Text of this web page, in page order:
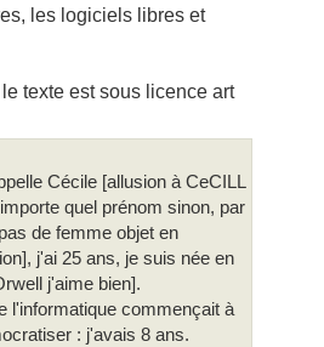
les logiciels libres et
texte est sous licence art
Cécile [allusion à CeCILL
quel prénom sinon, par
de femme objet en
j'ai 25 ans, je suis née en
j'aime bien].
l'informatique commençait à
: j'avais 8 ans.